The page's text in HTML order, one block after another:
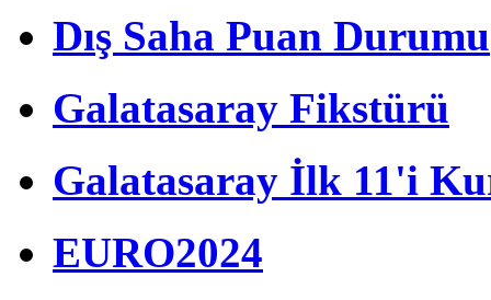
Dış Saha Puan Durumu
Galatasaray Fikstürü
Galatasaray İlk 11'i
EURO2024